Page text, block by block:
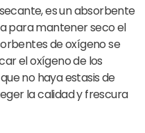
es un absorbente
para mantener seco el
de oxígeno se
el oxígeno de los
no haya estasis de
la calidad y frescura